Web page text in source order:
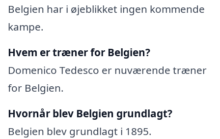
Belgien har i øjeblikket ingen kommende
kampe.
Hvem er træner for Belgien?
Domenico Tedesco er nuværende træner
for Belgien.
Hvornår blev Belgien grundlagt?
Belgien blev grundlagt i 1895.